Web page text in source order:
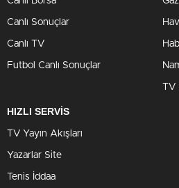
Canlı Sonuçlar
Canlı TV
Futbol Canlı Sonuçlar
HIZLI SERVİS
TV Yayın Akışları
Yazarlar Site
Tenis İddaa